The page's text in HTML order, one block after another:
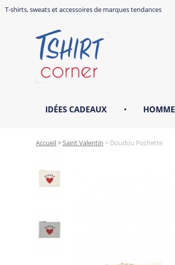
T-shirts, sweats et accessoires de marques tendances
IDÉES CADEAUX • HOMME
Accueil>Saint Valentin > Doudou Pochette